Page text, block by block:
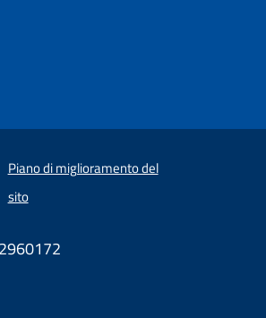
Piano di miglioramento del
sito